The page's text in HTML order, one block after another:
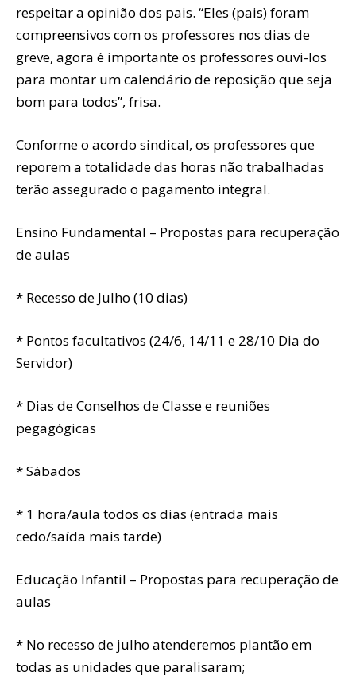
respeitar a opinião dos pais. “Eles (pais) foram
compreensivos com os professores nos dias de
greve, agora é importante os professores ouvi-los
para montar um calendário de reposição que seja
bom para todos”, frisa.
Conforme o acordo sindical, os professores que
reporem a totalidade das horas não trabalhadas
terão assegurado o pagamento integral.
Ensino Fundamental – Propostas para recuperação
de aulas
* Recesso de Julho (10 dias)
* Pontos facultativos (24/6, 14/11 e 28/10 Dia do
Servidor)
* Dias de Conselhos de Classe e reuniões
pegagógicas
* Sábados
* 1 hora/aula todos os dias (entrada mais
cedo/saída mais tarde)
Educação Infantil – Propostas para recuperação de
aulas
* No recesso de julho atenderemos plantão em
todas as unidades que paralisaram;